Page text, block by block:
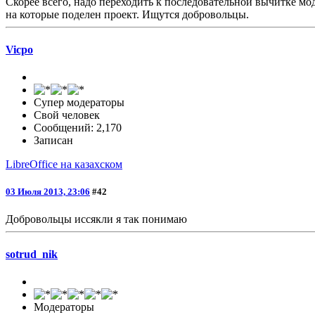
на которые поделен проект. Ищутся добровольцы.
Vicpo
Супер модераторы
Свой человек
Сообщений: 2,170
Записан
LibreOffice на казахском
03 Июля 2013, 23:06 #42
Добровольцы иссякли я так понимаю
sotrud_nik
Модераторы